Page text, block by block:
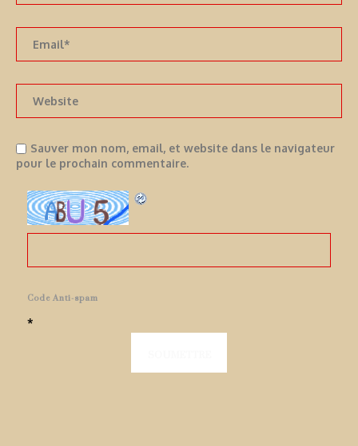
Sauver mon nom, email, et website dans le navigateur
pour le prochain commentaire.
Code Anti-spam
*